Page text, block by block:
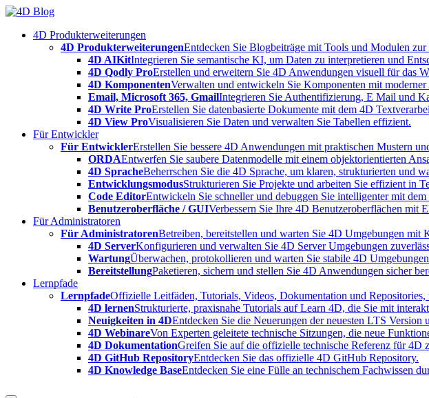
Skip
content4D Produkterweiterungen
4D ProdukterweiterungenEntdecken Sie Blogbeiträge mit Tools und Modulen
4D AIKitIntegrieren Sie semantische KI, um Daten zu interpretieren und
4D Qodly ProErstellen und erweitern Sie 4D Anwendungen visuell für das
4D KomponentenVerwalten und entwickeln Sie Komponenten mit
Email, Microsoft 365, GmailIntegrieren Sie Authentifizierung, E Mail und
4D Write ProErstellen Sie datenbasierte Dokumente mit dem 4D
4D View ProVisualisieren Sie Daten und verwalten Sie Tabellen effizient.
Für Entwickler
Für EntwicklerErstellen Sie bessere 4D Anwendungen mit praktischen Mustern
ORDAEntwerfen Sie saubere Datenmodelle mit einem objektorientierten
4D SpracheBeherrschen Sie die 4D Sprache, um klaren, strukturierten und
EntwicklungsmodusStrukturieren Sie Projekte und arbeiten Sie effizient in
Code EditorEntwickeln Sie schneller und debuggen Sie intelligenter mit
Benutzeroberfläche / GUIVerbessern Sie Ihre 4D Benutzeroberflächen mit
Für Administratoren
Für AdministratorenBetreiben, bereitstellen und warten Sie 4D Umgebungen mit
4D ServerKonfigurieren und verwalten Sie 4D Server Umgebungen
WartungÜberwachen, protokollieren und warten Sie stabile 4D
BereitstellungPaketieren, sichern und stellen Sie 4D Anwendungen sicher
Lernpfade
LernpfadeOffizielle Leitfäden, Tutorials, Videos, Dokumentation und
4D lernenStrukturierte, praxisnahe Tutorials auf Learn 4D, die Sie mit
Neuigkeiten in 4DEntdecken Sie die Neuerungen der neuesten LTS
4D WebinareVon Experten geleitete technische Sitzungen, die neue
4D DokumentationGreifen Sie auf die offizielle technische Referenz für 4D
4D GitHub RepositoryEntdecken Sie das offizielle 4D GitHub Repository.
4D Knowledge BaseEntdecken Sie eine Fülle an technischem Fachwissen